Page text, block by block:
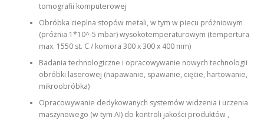
tomografii komputerowej
Obróbka cieplna stopów metali, w tym w piecu próżniowym
(próżnia 1*10^-5 mbar) wysokotemperaturowym (tempertura
max. 1550 st. C / komora 300 x 300 x 400 mm)
Badania technologiczne i opracowywanie nowych technologii
obróbki laserowej (napawanie, spawanie, cięcie, hartowanie,
mikroobróbka)
Opracowywanie dedykowanych systemów widzenia i uczenia
maszynowego (w tym AI) do kontroli jakości produktów ,